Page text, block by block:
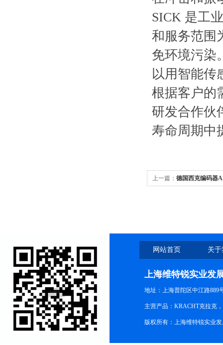
SICK 是工
和服务范围
免环境污染
以用智能传
根据客户的
研发合作伙
寿命周期中
上一篇： 德国西克编码器
网站首页 关
上海维特锐实业发
地址：上海普陀区中江路889
主营产品：KRACHT克拉克
版权所有：上海维特锐实业